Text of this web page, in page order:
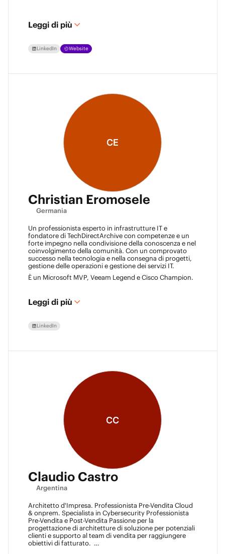
Leggi di più
LinkedIn Website
CE
Christian Eromosele
Germania
Un professionista esperto in infrastrutture IT e
fondatore di TechDirectArchive con competenze e un
forte impegno nella condivisione della conoscenza e nel
coinvolgimento della comunità. Con un comprovato
successo nella tecnologia e nella consegna di progetti,
gestione delle operazioni e gestione dei servizi IT.
È un Microsoft MVP, Veeam Legend e Cisco Champion.
Leggi di più
LinkedIn
CC
Claudio Castro
Argentina
Architetto d'Impresa. Professionista Pre-Vendita Cloud
& onprem. Specialista in Cybersecurity Professionista
Pre-Vendita e Post-Vendita Passione per la
progettazione di architetture di soluzione per potenziali
clienti e supporto al team di vendita per raggiungere
obiettivi di fatturato.